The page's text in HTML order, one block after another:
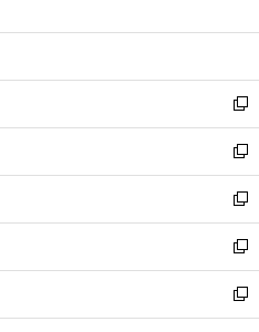
開
ウ
開
く
ン
ウ
で
開
く
ウ
ン
ド
ウ
で
開
く
新
し
い
ウ
ィ
ン
ド
ウ
で
開
新
し
い
ウ
ィ
ン
ド
ウ
新
し
い
ウ
ィ
ン
新
し
い
ウ
新
し